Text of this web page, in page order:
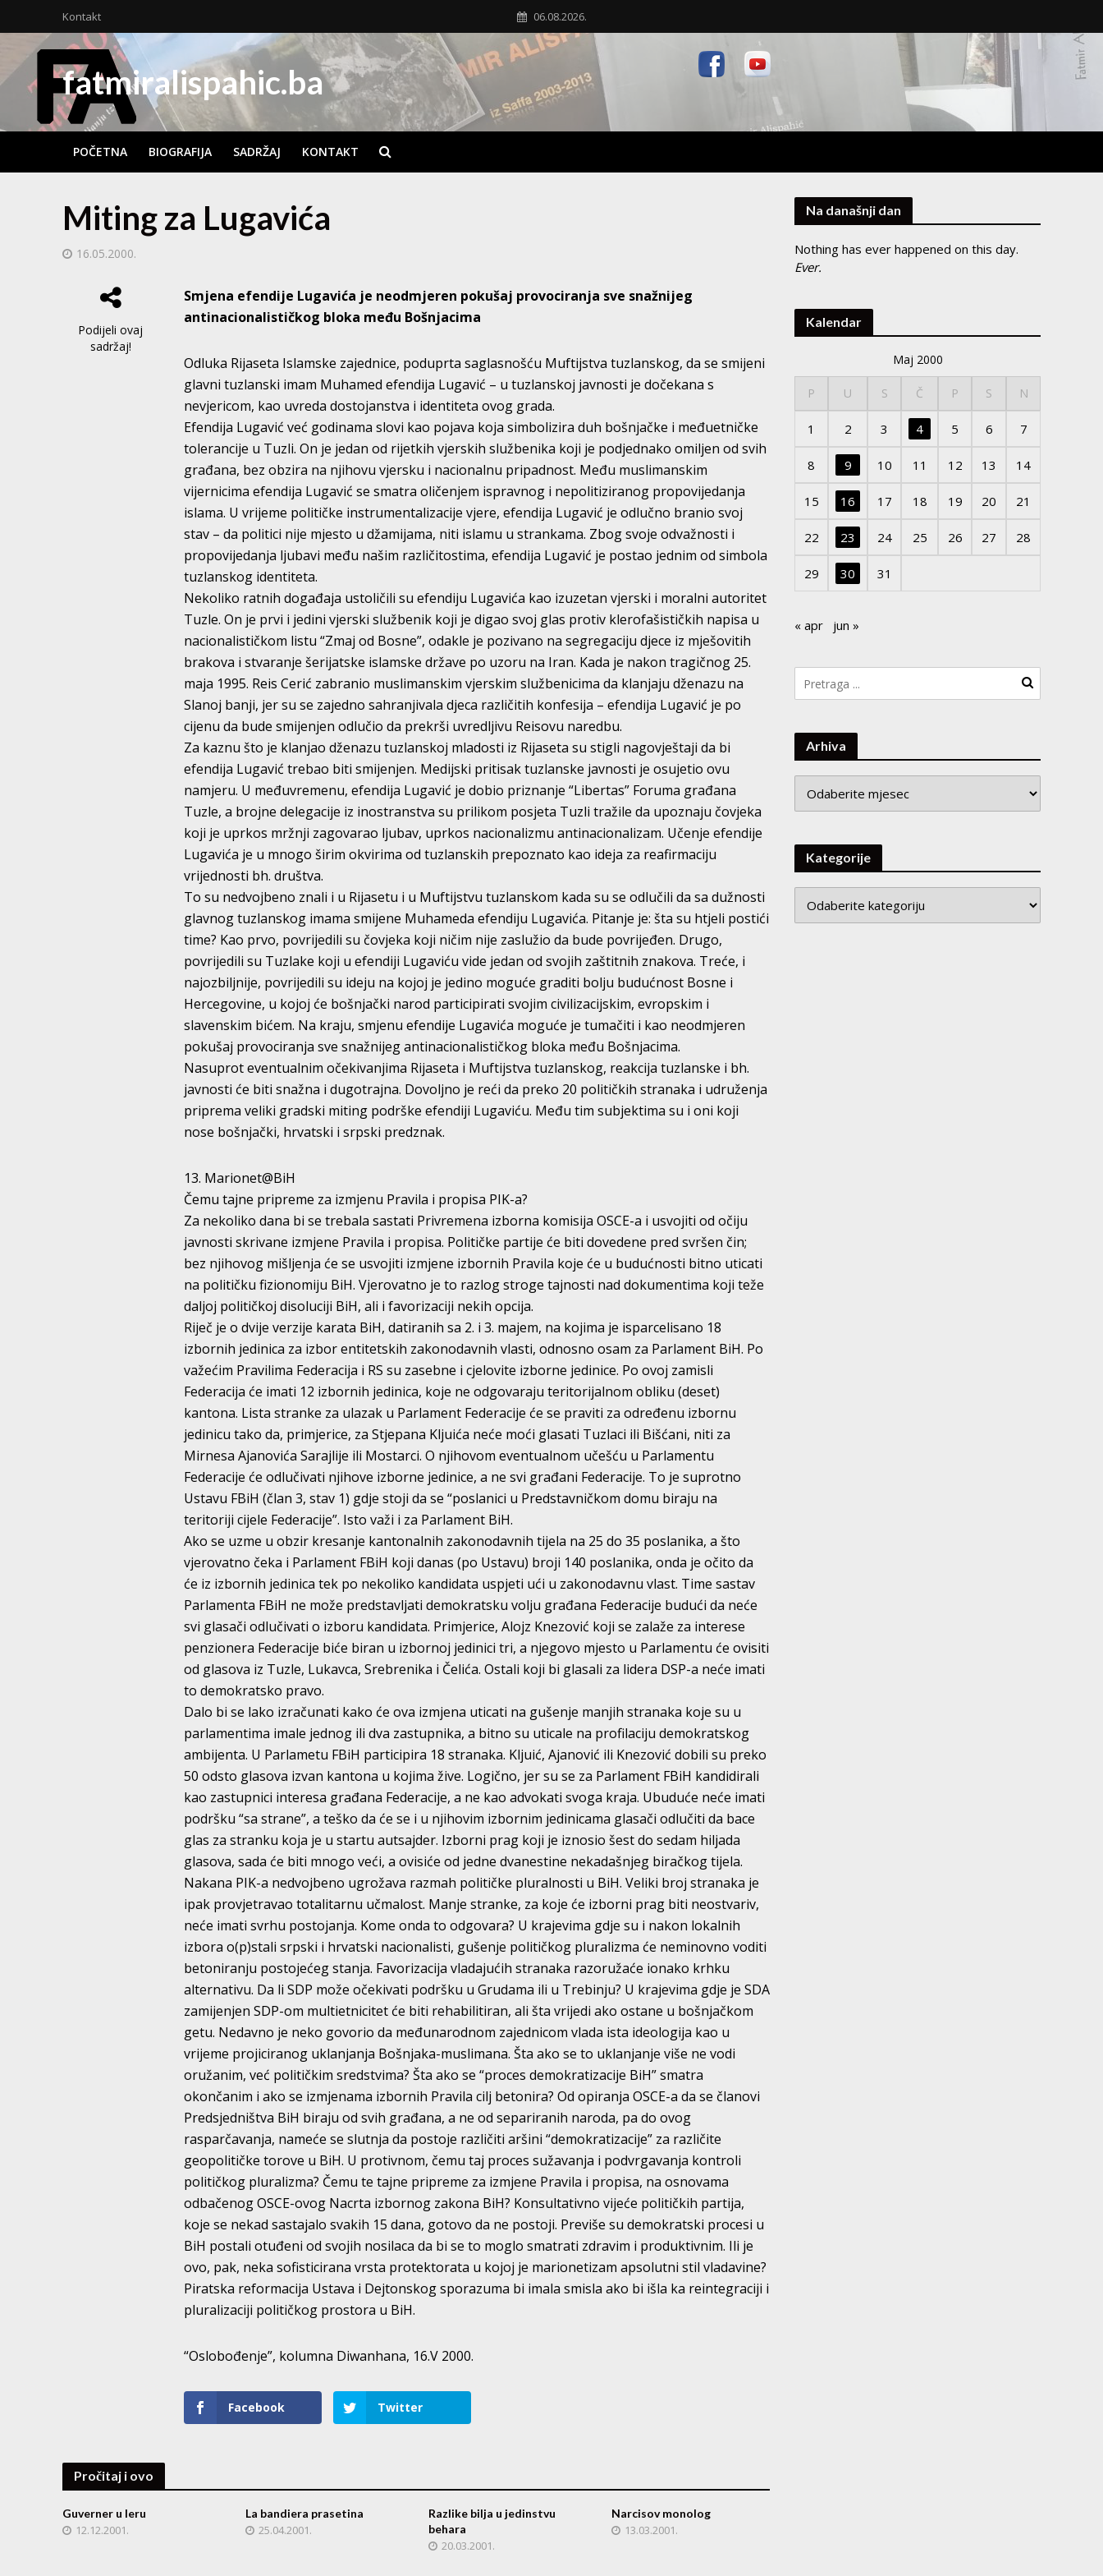
Kontakt 06.08.2026.
fatmiralispahic.ba
POČETNA BIOGRAFIJA SADRŽAJ KONTAKT
Miting za Lugavića
16.05.2000.
Podijeli ovaj
sadržaj!
Smjena efendije Lugavića je neodmjeren pokušaj provociranja sve snažnijeg
antinacionalističkog bloka među Bošnjacima
Odluka Rijaseta Islamske zajednice, poduprta saglasnošću Muftijstva tuzlanskog, da se smijeni
glavni tuzlanski imam Muhamed efendija Lugavić – u tuzlanskoj javnosti je dočekana s
nevjericom, kao uvreda dostojanstva i identiteta ovog grada.
Efendija Lugavić već godinama slovi kao pojava koja simbolizira duh bošnjačke i međuetničke
tolerancije u Tuzli. On je jedan od rijetkih vjerskih službenika koji je podjednako omiljen od svih
građana, bez obzira na njihovu vjersku i nacionalnu pripadnost. Među muslimanskim
vijernicima efendija Lugavić se smatra oličenjem ispravnog i nepolitiziranog propovijedanja
islama. U vrijeme političke instrumentalizacije vjere, efendija Lugavić je odlučno branio svoj
stav – da politici nije mjesto u džamijama, niti islamu u strankama. Zbog svoje odvažnosti i
propovijedanja ljubavi među našim različitostima, efendija Lugavić je postao jednim od simbola
tuzlanskog identiteta.
Nekoliko ratnih događaja ustoličili su efendiju Lugavića kao izuzetan vjerski i moralni autoritet
Tuzle. On je prvi i jedini vjerski službenik koji je digao svoj glas protiv klerofašističkih napisa u
nacionalističkom listu “Zmaj od Bosne”, odakle je pozivano na segregaciju djece iz mješovitih
brakova i stvaranje šerijatske islamske države po uzoru na Iran. Kada je nakon tragičnog 25.
maja 1995. Reis Cerić zabranio muslimanskim vjerskim službenicima da klanjaju dženazu na
Slanoj banji, jer su se zajedno sahranjivala djeca različitih konfesija – efendija Lugavić je po
cijenu da bude smijenjen odlučio da prekrši uvredljivu Reisovu naredbu.
Za kaznu što je klanjao dženazu tuzlanskoj mladosti iz Rijaseta su stigli nagovještaji da bi
efendija Lugavić trebao biti smijenjen. Medijski pritisak tuzlanske javnosti je osujetio ovu
namjeru. U međuvremenu, efendija Lugavić je dobio priznanje “Libertas” Foruma građana
Tuzle, a brojne delegacije iz inostranstva su prilikom posjeta Tuzli tražile da upoznaju čovjeka
koji je uprkos mržnji zagovarao ljubav, uprkos nacionalizmu antinacionalizam. Učenje efendije
Lugavića je u mnogo širim okvirima od tuzlanskih prepoznato kao ideja za reafirmaciju
vrijednosti bh. društva.
To su nedvojbeno znali i u Rijasetu i u Muftijstvu tuzlanskom kada su se odlučili da sa dužnosti
glavnog tuzlanskog imama smijene Muhameda efendiju Lugavića. Pitanje je: šta su htjeli postići
time? Kao prvo, povrijedili su čovjeka koji ničim nije zaslužio da bude povrijeđen. Drugo,
povrijedili su Tuzlake koji u efendiji Lugaviću vide jedan od svojih zaštitnih znakova. Treće, i
najozbiljnije, povrijedili su ideju na kojoj je jedino moguće graditi bolju budućnost Bosne i
Hercegovine, u kojoj će bošnjački narod participirati svojim civilizacijskim, evropskim i
slavenskim bićem. Na kraju, smjenu efendije Lugavića moguće je tumačiti i kao neodmjeren
pokušaj provociranja sve snažnijeg antinacionalističkog bloka među Bošnjacima.
Nasuprot eventualnim očekivanjima Rijaseta i Muftijstva tuzlanskog, reakcija tuzlanske i bh.
javnosti će biti snažna i dugotrajna. Dovoljno je reći da preko 20 političkih stranaka i udruženja
priprema veliki gradski miting podrške efendiji Lugaviću. Među tim subjektima su i oni koji
nose bošnjački, hrvatski i srpski predznak.
13. Marionet@BiH
Čemu tajne pripreme za izmjenu Pravila i propisa PIK-a?
Za nekoliko dana bi se trebala sastati Privremena izborna komisija OSCE-a i usvojiti od očiju
javnosti skrivane izmjene Pravila i propisa. Političke partije će biti dovedene pred svršen čin;
bez njihovog mišljenja će se usvojiti izmjene izbornih Pravila koje će u budućnosti bitno uticati
na političku fizionomiju BiH. Vjerovatno je to razlog stroge tajnosti nad dokumentima koji teže
daljoj političkoj disoluciji BiH, ali i favorizaciji nekih opcija.
Riječ je o dvije verzije karata BiH, datiranih sa 2. i 3. majem, na kojima je isparcelisano 18
izbornih jedinica za izbor entitetskih zakonodavnih vlasti, odnosno osam za Parlament BiH. Po
važećim Pravilima Federacija i RS su zasebne i cjelovite izborne jedinice. Po ovoj zamisli
Federacija će imati 12 izbornih jedinica, koje ne odgovaraju teritorijalnom obliku (deset)
kantona. Lista stranke za ulazak u Parlament Federacije će se praviti za određenu izbornu
jedinicu tako da, primjerice, za Stjepana Kljuića neće moći glasati Tuzlaci ili Bišćani, niti za
Mirnesa Ajanovića Sarajlije ili Mostarci. O njihovom eventualnom učešću u Parlamentu
Federacije će odlučivati njihove izborne jedinice, a ne svi građani Federacije. To je suprotno
Ustavu FBiH (član 3, stav 1) gdje stoji da se “poslanici u Predstavničkom domu biraju na
teritoriji cijele Federacije”. Isto važi i za Parlament BiH.
Ako se uzme u obzir kresanje kantonalnih zakonodavnih tijela na 25 do 35 poslanika, a što
vjerovatno čeka i Parlament FBiH koji danas (po Ustavu) broji 140 poslanika, onda je očito da
će iz izbornih jedinica tek po nekoliko kandidata uspjeti ući u zakonodavnu vlast. Time sastav
Parlamenta FBiH ne može predstavljati demokratsku volju građana Federacije budući da neće
svi glasači odlučivati o izboru kandidata. Primjerice, Alojz Knezović koji se zalaže za interese
penzionera Federacije biće biran u izbornoj jedinici tri, a njegovo mjesto u Parlamentu će ovisiti
od glasova iz Tuzle, Lukavca, Srebrenika i Čelića. Ostali koji bi glasali za lidera DSP-a neće imati
to demokratsko pravo.
Dalo bi se lako izračunati kako će ova izmjena uticati na gušenje manjih stranaka koje su u
parlamentima imale jednog ili dva zastupnika, a bitno su uticale na profilaciju demokratskog
ambijenta. U Parlametu FBiH participira 18 stranaka. Kljuić, Ajanović ili Knezović dobili su preko
50 odsto glasova izvan kantona u kojima žive. Logično, jer su se za Parlament FBiH kandidirali
kao zastupnici interesa građana Federacije, a ne kao advokati svoga kraja. Ubuduće neće imati
podršku “sa strane”, a teško da će se i u njihovim izbornim jedinicama glasači odlučiti da bace
glas za stranku koja je u startu autsajder. Izborni prag koji je iznosio šest do sedam hiljada
glasova, sada će biti mnogo veći, a ovisiće od jedne dvanestine nekadašnjeg biračkog tijela.
Nakana PIK-a nedvojbeno ugrožava razmah političke pluralnosti u BiH. Veliki broj stranaka je
ipak provjetravao totalitarnu učmalost. Manje stranke, za koje će izborni prag biti neostvariv,
neće imati svrhu postojanja. Kome onda to odgovara? U krajevima gdje su i nakon lokalnih
izbora o(p)stali srpski i hrvatski nacionalisti, gušenje političkog pluralizma će neminovno voditi
betoniranju postojećeg stanja. Favorizacija vladajućih stranaka razoružaće ionako krhku
alternativu. Da li SDP može očekivati podršku u Grudama ili u Trebinju? U krajevima gdje je SDA
zamijenjen SDP-om multietnicitet će biti rehabilitiran, ali šta vrijedi ako ostane u bošnjačkom
getu. Nedavno je neko govorio da međunarodnom zajednicom vlada ista ideologija kao u
vrijeme projiciranog uklanjanja Bošnjaka-muslimana. Šta ako se to uklanjanje više ne vodi
oružanim, već političkim sredstvima? Šta ako se “proces demokratizacije BiH” smatra
okončanim i ako se izmjenama izbornih Pravila cilj betonira? Od opiranja OSCE-a da se članovi
Predsjedništva BiH biraju od svih građana, a ne od separiranih naroda, pa do ovog
rasparčavanja, nameće se slutnja da postoje različiti aršini “demokratizacije” za različite
geopolitičke torove u BiH. U protivnom, čemu taj proces sužavanja i podvrgavanja kontroli
političkog pluralizma? Čemu te tajne pripreme za izmjene Pravila i propisa, na osnovama
odbačenog OSCE-ovog Nacrta izbornog zakona BiH? Konsultativno vijeće političkih partija,
koje se nekad sastajalo svakih 15 dana, gotovo da ne postoji. Previše su demokratski procesi u
BiH postali otuđeni od svojih nosilaca da bi se to moglo smatrati zdravim i produktivnim. Ili je
ovo, pak, neka sofisticirana vrsta protektorata u kojoj je marionetizam apsolutni stil vladavine?
Piratska reformacija Ustava i Dejtonskog sporazuma bi imala smisla ako bi išla ka reintegraciji i
pluralizaciji političkog prostora u BiH.
“Oslobođenje”, kolumna Diwanhana, 16.V 2000.
Facebook Twitter
Pročitaj i ovo
Guverner u leru
12.12.2001.
La bandiera prasetina
25.04.2001.
Razlike bilja u jedinstvu
behara
20.03.2001.
Narcisov monolog
13.03.2001.
Na današnji dan
Nothing has ever happened on this day.
Ever.
Kalendar
Maj 2000
P U S Č P S N
1 2 3 4 5 6 7
8 9 10 11 12 13 14
15 16 17 18 19 20 21
22 23 24 25 26 27 28
29 30 31
« apr jun »
Arhiva
Kategorije